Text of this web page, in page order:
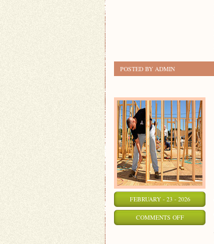
POSTED BY ADMIN
FEBRUARY - 23 - 2026
COMMENTS OFFON